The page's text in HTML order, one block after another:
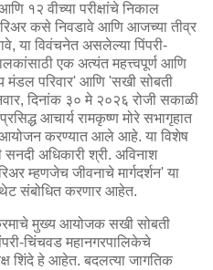
१२ वीच्या परीक्षांचे निकाल
कसे निवडावे आणि आजच्या तीव्र
या विवंचनेत असलेल्या पिंपरी-
एक अत्यंत महत्त्वपूर्ण आणि
परिवार' आणि 'सखी सोबती
दिनांक ३० मे २०२६ रोजी सकाळी
आचार्य रामकृष्ण मोरे सभागृहात
आयोजन करण्यात आले आहे. या विशेष
सनदी अधिकारी श्री. अविनाश
म्हणजेच जीवनाचे मार्गदर्शन' या
थेट संबोधित करणार आहेत.
मुख्य आयोजक सखी सोबती
चिंचवड महानगरपालिकेचे
शिंदे हे आहेत. बदलत्या जागतिक